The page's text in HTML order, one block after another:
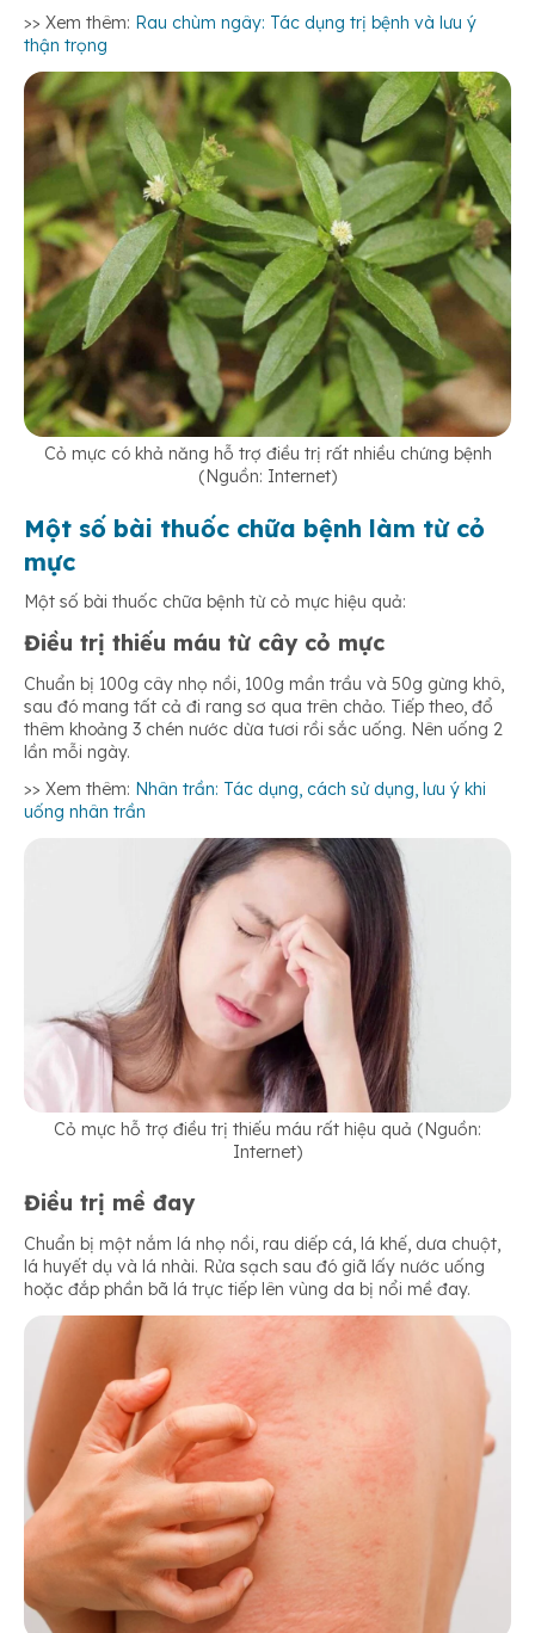
>> Xem thêm: Rau chùm ngây: Tác dụng trị bệnh và lưu ý
thận trọng
Cỏ mực có khả năng hỗ trợ điều trị rất nhiều chứng bệnh
(Nguồn: Internet)
Một số bài thuốc chữa bệnh làm từ cỏ
mực
Một số bài thuốc chữa bệnh từ cỏ mực hiệu quả:
Điều trị thiếu máu từ cây cỏ mực
Chuẩn bị 100g cây nhọ nồi, 100g mần trầu và 50g gừng khô,
sau đó mang tất cả đi rang sơ qua trên chảo. Tiếp theo, đổ
thêm khoảng 3 chén nước dừa tươi rồi sắc uống. Nên uống 2
lần mỗi ngày.
>> Xem thêm: Nhân trần: Tác dụng, cách sử dụng, lưu ý khi
uống nhân trần
Cỏ mực hỗ trợ điều trị thiếu máu rất hiệu quả (Nguồn:
Internet)
Điều trị mề đay
Chuẩn bị một nắm lá nhọ nồi, rau diếp cá, lá khế, dưa chuột,
lá huyết dụ và lá nhài. Rửa sạch sau đó giã lấy nước uống
hoặc đắp phần bã lá trực tiếp lên vùng da bị nổi mề đay.